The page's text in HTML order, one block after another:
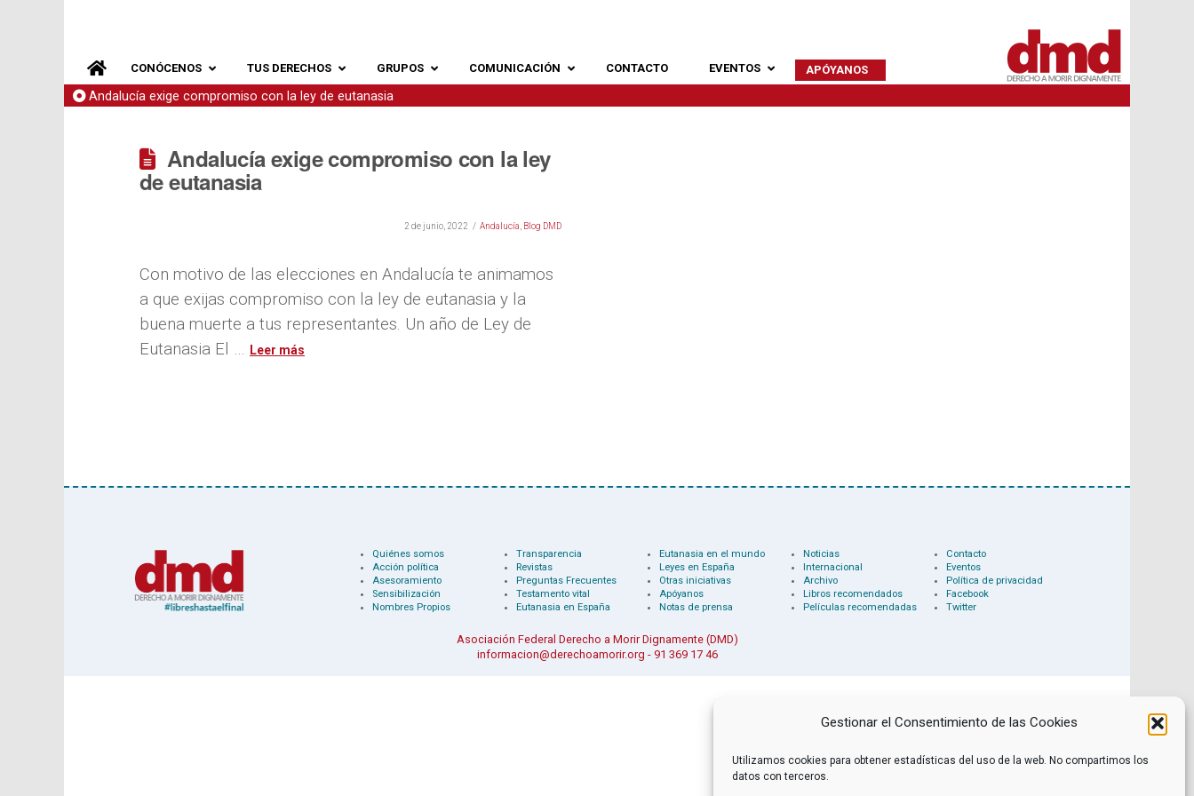
Gestionar el Consentimiento de las Cookies
Utilizamos cookies para obtener estadísticas del uso de la web. No compartimos los
datos con terceros.
CONÓCENOS TUS DERECHOS GRUPOS COMUNICACIÓN CONTACTO EVENTOS APÓYANOS
Andalucía exige compromiso con la ley de eutanasia
Andalucía exige compromiso con la ley
de eutanasia
2 de junio, 2022 Andalucía Blog DMD
Con motivo de las elecciones en Andalucía te animamos
a que exijas compromiso con la ley de eutanasia y la
buena muerte a tus representantes. Un año de Ley de
Eutanasia El …
Quiénes somos
Acción política
Asesoramiento
Sensibilización
Nombres Propios
Transparencia
Revistas
Preguntas Frecuentes
Testamento vital
Eutanasia en España
Eutanasia en el mundo
Leyes en España
Otras iniciativas
Apóyanos
Notas de prensa
Noticias
Internacional
Archivo
Libros recomendados
Películas recomendadas
Contacto
Eventos
Política de privacidad
Facebook
Twitter
Asociación Federal Derecho a Morir Dignamente (DMD)
informacion@derechoamorir.org - 91 369 17 46